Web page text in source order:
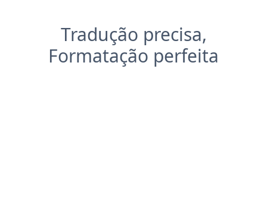
Tradução precisa,
Formatação perfeita